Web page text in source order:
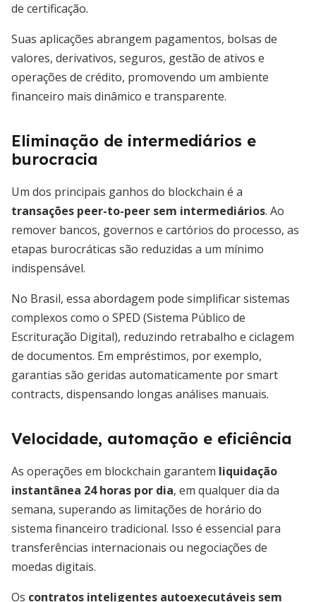
de certificação.
Suas aplicações abrangem pagamentos, bolsas de
valores, derivativos, seguros, gestão de ativos e
operações de crédito, promovendo um ambiente
financeiro mais dinâmico e transparente.
Eliminação de intermediários e
burocracia
Um dos principais ganhos do blockchain é a
transações peer-to-peer sem intermediários. Ao
remover bancos, governos e cartórios do processo, as
etapas burocráticas são reduzidas a um mínimo
indispensável.
No Brasil, essa abordagem pode simplificar sistemas
complexos como o SPED (Sistema Público de
Escrituração Digital), reduzindo retrabalho e ciclagem
de documentos. Em empréstimos, por exemplo,
garantias são geridas automaticamente por smart
contracts, dispensando longas análises manuais.
Velocidade, automação e eficiência
As operações em blockchain garantem liquidação
instantânea 24 horas por dia, em qualquer dia da
semana, superando as limitações de horário do
sistema financeiro tradicional. Isso é essencial para
transferências internacionais ou negociações de
moedas digitais.
Os contratos inteligentes autoexecutáveis sem